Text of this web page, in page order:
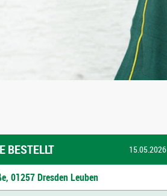
BESTELLT 15.05.2026
01257 Dresden Leuben